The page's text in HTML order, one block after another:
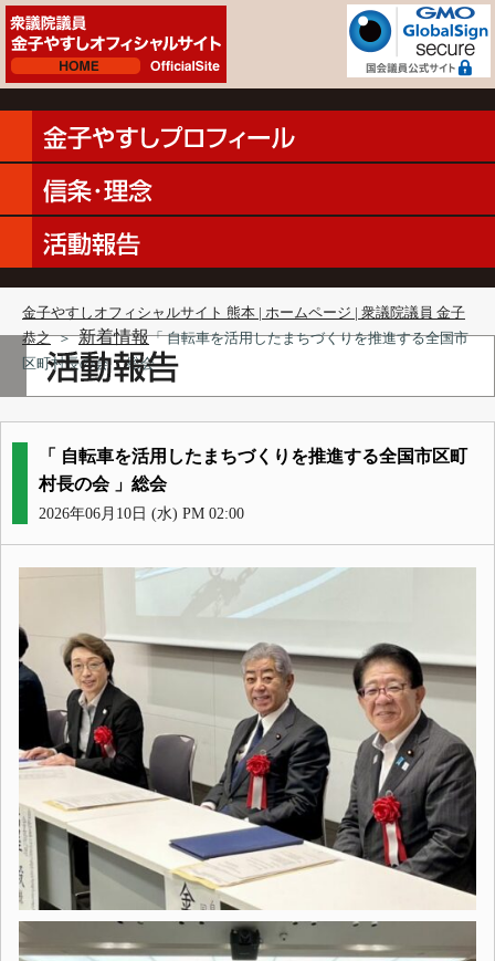
金子やすしオフィシャルサイト 熊本 | ホームページ | 衆議院議員 金子
恭之 ＞ 新着情報「 自転車を活用したまちづくりを推進する全国市
区町村長の会 」総会
「 自転車を活用したまちづくりを推進する全国市区町
村長の会 」総会
2026年06月10日 (水) PM 02:00